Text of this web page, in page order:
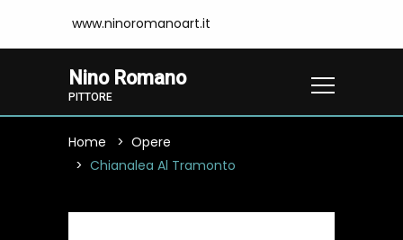
www.ninoromanoart.it
Nino Romano
PITTORE
Home
Opere
Chianalea Al Tramonto